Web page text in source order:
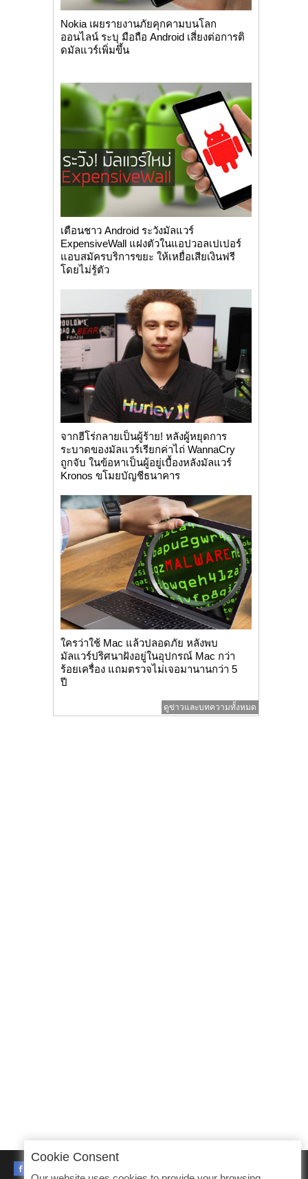
Nokia เผยรายงานภัยคุกคามบนโลก
ออนไลน์ ระบุ มือถือ Android เสี่ยงต่อการติ
ดมัลแวร์เพิ่มขึ้น
เตือนชาว Android ระวังมัลแวร์
ExpensiveWall แฝงตัวในแอปวอลเปเปอร์
แอบสมัครบริการขยะ ให้เหยื่อเสียเงินฟรี
โดยไม่รู้ตัว
จากฮีโร่กลายเป็นผู้ร้าย! หลังผู้หยุดการ
ระบาดของมัลแวร์เรียกค่าไถ่ WannaCry
ถูกจับ ในข้อหาเป็นผู้อยู่เบื้องหลังมัลแวร์
Kronos ขโมยบัญชีธนาคาร
ใครว่าใช้ Mac แล้วปลอดภัย หลังพบ
มัลแวร์ปริศนาฝังอยู่ในอุปกรณ์ Mac กว่า
ร้อยเครื่อง แถมตรวจไม่เจอมานานกว่า 5
ปี
ดูข่าวและบทความทั้งหมด
Cookie Consent